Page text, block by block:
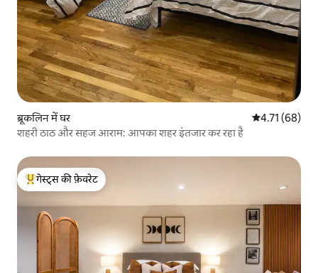
ब्रूकलिन में घर औसत रेटिंग 5 में
4.71 (68)
शहरी ठाठ और सहज आराम: आपका शहर इंतजार कर रहा है
गेस्ट्स का टॉप फ़ेवरेट
गेस्ट्स की फ़ेवरेट